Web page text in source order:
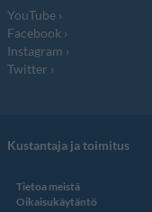
YouTube
Facebook
Instagram
Twitter
Kustantaja ja toimitus
Tietoa meistä
Oikaisukäytäntö